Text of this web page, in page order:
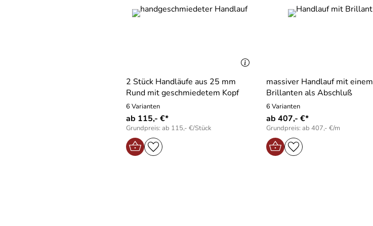
2 Stück Handläufe aus 25 mm
Rund mit geschmiedetem Kopf
6 Varianten
ab 115,- €*
Grundpreis: ab 115,- €/Stück
massiver Handlauf mit einem
Brillanten als Abschluß
6 Varianten
ab 407,- €*
Grundpreis: ab 407,- €/m